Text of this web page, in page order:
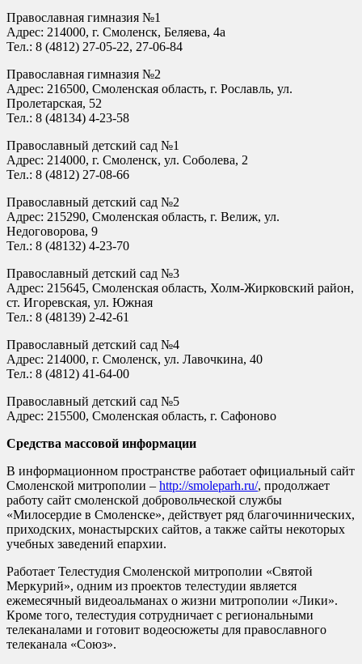
Православная гимназия №1
Адрес: 214000, г. Смоленск, Беляева, 4а
Тел.: 8 (4812) 27-05-22, 27-06-84
Православная гимназия №2
Адрес: 216500, Смоленская область, г. Рославль, ул.
Пролетарская, 52
Тел.: 8 (48134) 4-23-58
Православный детский сад №1
Адрес: 214000, г. Смоленск, ул. Соболева, 2
Тел.: 8 (4812) 27-08-66
Православный детский сад №2
Адрес: 215290, Смоленская область, г. Велиж, ул.
Недоговорова, 9
Тел.: 8 (48132) 4-23-70
Православный детский сад №3
Адрес: 215645, Смоленская область, Холм-Жирковский район,
ст. Игоревская, ул. Южная
Тел.: 8 (48139) 2-42-61
Православный детский сад №4
Адрес: 214000, г. Смоленск, ул. Лавочкина, 40
Тел.: 8 (4812) 41-64-00
Православный детский сад №5
Адрес: 215500, Смоленская область, г. Сафоново
Средства массовой информации
В информационном пространстве работает официальный сайт
Смоленской митрополии – http://smoleparh.ru/, продолжает
работу сайт смоленской добровольческой службы
«Милосердие в Смоленске», действует ряд благочиннических,
приходских, монастырских сайтов, а также сайты некоторых
учебных заведений епархии.
Работает Телестудия Смоленской митрополии «Святой
Меркурий», одним из проектов телестудии является
ежемесячный видеоальманах о жизни митрополии «Лики».
Кроме того, телестудия сотрудничает с региональными
телеканалами и готовит водеосюжеты для православного
телеканала «Союз».